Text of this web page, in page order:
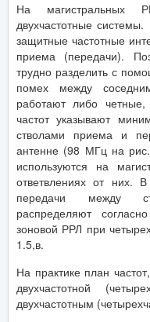
На магистральных
двухчастотные
защитные частотные
приема (передачи).
трудно разделить с
помех между
работают либо
частот указывают
стволами приема и
антенне (98 МГц на
используются на
ответвлениях от них.
передачи между
распределяют
зоновой РРЛ при
1.5,в.
На практике план
двухчастотной
двухчастотным